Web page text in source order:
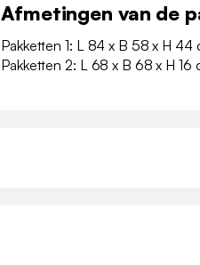
Afmetingen van de
Pakketten 1: L 84 x B 58 x H 44
Pakketten 2: L 68 x B 68 x H 16